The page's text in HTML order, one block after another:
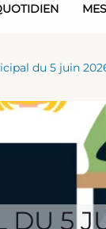
du 5 juin
DU 5